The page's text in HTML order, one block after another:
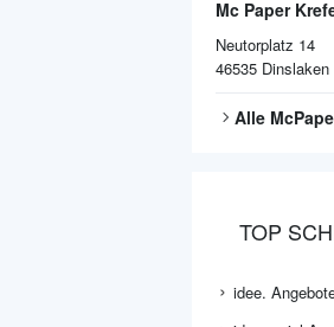
Mc Paper
Neutorplatz 14
46535 Dinslaken
Alle
TOP
idee.